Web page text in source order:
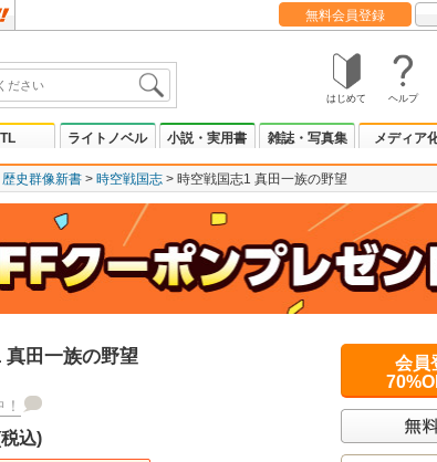
無料会員登録
はじめて ヘルプ
TL ライトノベル 小説・実用書 雑誌・写真集 メディア
歴史群像新書 時空戦国志 時空戦国志1 真田一族の野望
真田一族の野望
込)
会員